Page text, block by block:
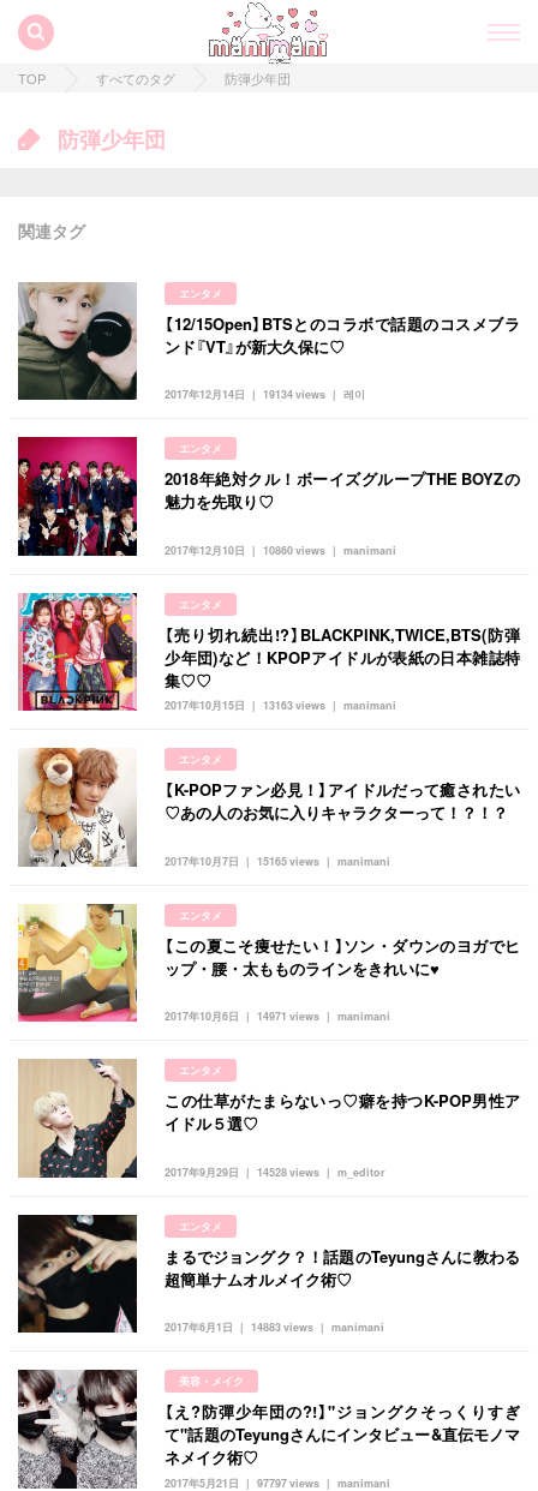
manimani について
カテゴリー一覧
キュレーター一覧
運営会社
プライバシーポリシー
お問い合わせ
韓国 オルチャン 韓国コスメ 韓国トレンド
メイク k-pop コスメ ファッション
kpop トレンド 韓国メイク
オルチャンメイク twice 人気 アイドル
韓国ドラマ カフェ
TOP すべてのタグ 防弾少年団
防弾少年団
関連タグ
エンタメ
2017年12月14日 레이
19134 views
【12/15Open】BTSとのコラボで話題のコスメブラ
ンド『VT』が新大久保に♡
エンタメ
2017年12月10日 manimani
10860 views
2018年絶対クル！ボーイズグループTHE BOYZの
魅力を先取り♡
エンタメ
2017年10月15日 manimani
13163 views
【売り切れ続出!?】BLACKPINK,TWICE,BTS(防弾
少年団)など！KPOPアイドルが表紙の日本雑誌特
集♡♡
エンタメ
2017年10月7日 manimani
15165 views
【K-POPファン必見！】アイドルだって癒されたい
♡あの人のお気に入りキャラクターって！？！？
エンタメ
2017年10月6日 manimani
14971 views
【この夏こそ痩せたい！】ソン・ダウンのヨガでヒ
ップ・腰・太もものラインをきれいに♥
エンタメ
2017年9月29日 m_editor
14528 views
この仕草がたまらないっ♡癖を持つK-POP男性ア
イドル５選♡
エンタメ
2017年6月1日 manimani
14883 views
まるでジョングク？！話題のTeyungさんに教わる
超簡単ナムオルメイク術♡
美容・メイク
2017年5月21日 manimani
97797 views
【え?防彈少年団の?!】"ジョングクそっくりすぎ
て"話題のTeyungさんにインタビュー&直伝モノマ
ネメイク術♡